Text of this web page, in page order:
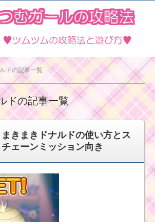
ドの記事一覧
ドの記事一覧
きまきドナルドの使い方とス
ェーンミッション向き